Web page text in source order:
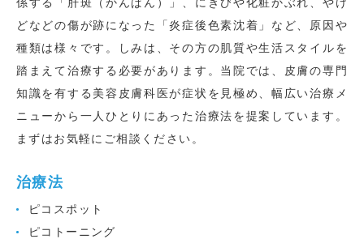
どなどの傷が跡になった「炎症後色素沈着」など、原因や
種類は様々です。しみは、その方の肌質や生活スタイルを
踏まえて治療する必要があります。当院では、皮膚の専門
知識を有する美容皮膚科医が症状を見極め、幅広い治療メ
ニューから一人ひとりにあった治療法を提案しています。
まずはお気軽にご相談ください。
治療法
ピコスポット
ピコトーニング